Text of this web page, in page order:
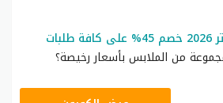
من الملابس بأسعار رخيصة؟